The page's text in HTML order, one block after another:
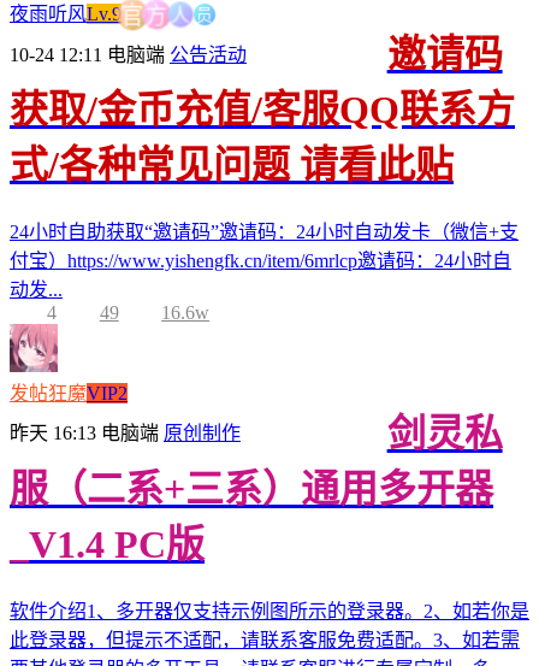
夜雨听风Lv.9官方人员
10-24 12:11 电脑端 公告活动
邀请码
获取/金币充值/客服QQ联系方
式/各种常见问题 请看此贴
24小时自助获取“邀请码”邀请码：24小时自动发卡（微信+支
付宝）https://www.yishengfk.cn/item/6mrlcp邀请码：24小时自
动发...
4
49 16.6w
发帖狂魔VIP2
昨天 16:13 电脑端 原创制作
剑灵私
服（二系+三系）通用多开器
_V1.4 PC版
软件介绍1、多开器仅支持示例图所示的登录器。2、如若你是
此登录器，但提示不适配，请联系客服免费适配。3、如若需